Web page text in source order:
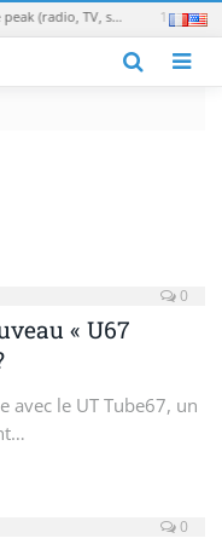
Loudness en broadcast : comprendre le LUFS, l’EBU R128 et le true peak (radio, TV, streaming)
0
« U67
avec le UT Tube67, un
0